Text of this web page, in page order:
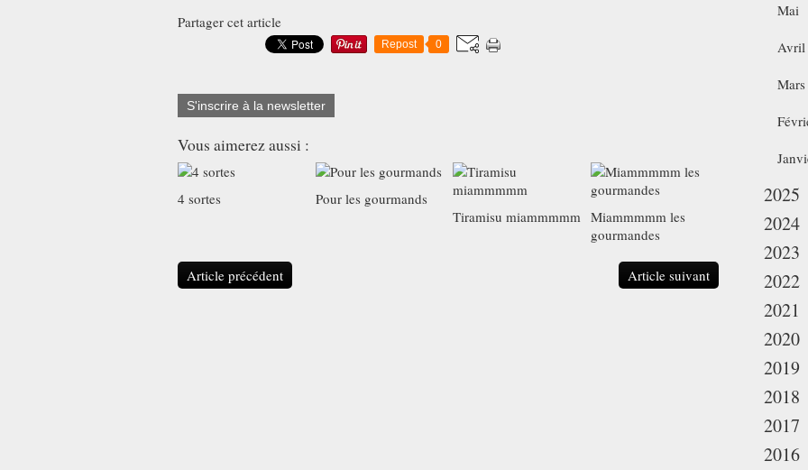
Partager cet article
Repost 0
S'inscrire à la newsletter
Vous aimerez aussi :
4 sortes
Pour les gourmands
Tiramisu miammmmm Miammmmm les
gourmandes
Article précédent Article suivant
Mai
Avril
Mars
2025
2024
2023
2022
2021
2020
2019
2018
2017
2016